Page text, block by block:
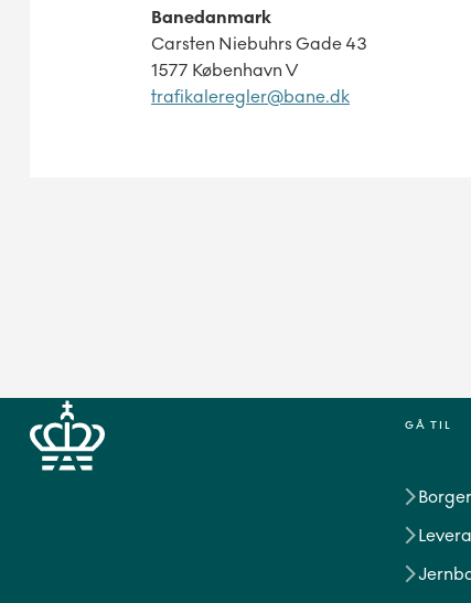
Banedanmark
Carsten Niebuhrs Gade 43
1577 København V
trafikaleregler@bane.dk
GÅ TIL
Borger